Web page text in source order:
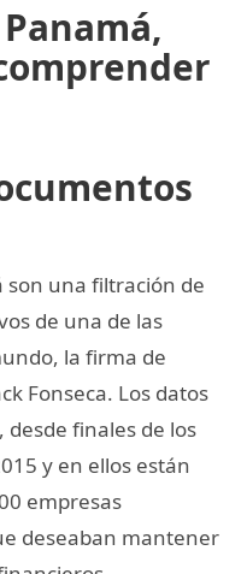
son una filtración de
de una de las
la firma de
Fonseca. Los datos
finales de los
y en ellos están
empresas
deseaban mantener